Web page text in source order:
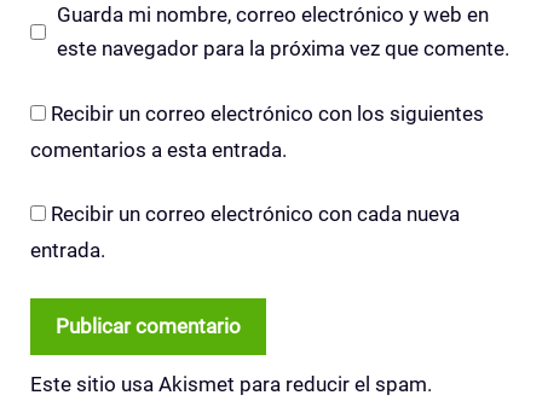
Guarda mi nombre, correo electrónico y web en
este navegador para la próxima vez que comente.
Recibir un correo electrónico con los siguientes
comentarios a esta entrada.
Recibir un correo electrónico con cada nueva
entrada.
Este sitio usa Akismet para reducir el spam.